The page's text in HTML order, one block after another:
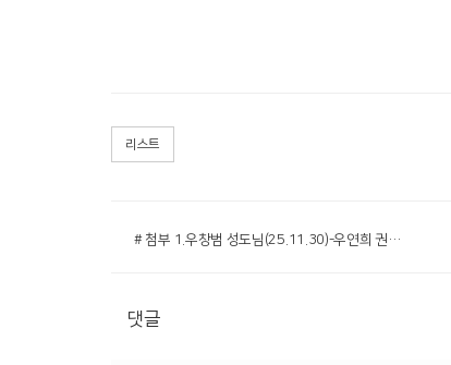
리스트
# 첨부 1.우창범 성도님(25.11.30)-우연희 권사 인도.jpg
댓글